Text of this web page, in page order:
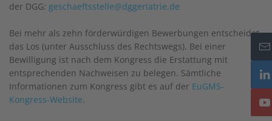
der DGG: geschaeftsstelle@dggeriatrie.de
Bei mehr als zehn förderwürdigen Bewerbungen entscheidet
das Los (unter Ausschluss des Rechtswegs). Bei einer
Bewilligung ist nach dem Kongress die Erstattung mit
entsprechenden Nachweisen zu belegen. Sämtliche
Informationen zum Kongress gibt es auf der EuGMS-
Kongress-Website.